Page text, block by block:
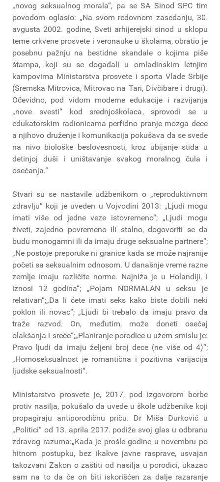
„novog seksualnog morala“, pa se SA Sinod SPC tim
povodom oglasio: „Na svom redovnom zasedanju, 30.
avgusta 2002. godine, Sveti arhijerejski sinod u sklopu
teme crkvene prosvete i veronauke u školama, obratio je
posebnu pažnju na bestidne skandale o kojima piše
štampa, koji su se događali u omladinskim letnjim
kampovima Ministarstva prosvete i sporta Vlade Srbije
(Sremska Mitrovica, Mitrovac na Tari, Divčibare i drugi).
Očevidno, pod vidom moderne edukacije i razvijanja
„nove svesti“ kod srednjoškolaca, sprovodi se u
edukatorskim radionicama perfidno pranje mozga dece
a njihovo druženje i komunikacija pokušava da se svede
na nivo biološke beslovesnosti, kroz ubijanje stida u
detinjoj duši i uništavanje svakog moralnog čula i
osećanja.“
Stvari su se nastavile udžbenikom o „reproduktivnom
zdravlju“ koji je uveden u Vojvodini 2013: „Ljudi mogu
imati više od jedne veze istovremeno“; „Ljudi mogu
živeti, zajedno povremeno ili stalno, dogovoriti se da
budu monogamni ili da imaju druge seksualne partnere“;
„Ne postoje preporuke ni granice kada se može najranije
početi sa seksualnim odnosom. U današnje vreme razne
zemlje imaju različite norme. Najniža je u Holandiji, i
iznosi 12 godina“; „Pojam NORMALAN u seksu je
relativan“;„Da li ćete imati seks kako biste dobili neki
poklon ili novac“; „Ljudi bi trebalo da imaju pravo da
traže razvod. On, međutim, može doneti osećaj
olakšanja i sreće“;„Planiranje porodice u užem smislu je:
Pravo ljudi da imaju željeni broj dece (ne više od 4)“;
„Homoseksualnost je romantična i pozitivna varijacija
ljudske seksualnosti“.
Ministarstvo prosvete je, 2017, pod izgovorom borbe
protiv nasilja, pokušalo da uvede u škole udžbenike koji
propagiraju antiporodičnu priču. Dr Miša Đurković u
„Politici“ od 13. aprila 2017. podiže svoj glas u odbranu
zdravog razuma:„Kada je prošle godine u novembru po
hitnom postupku, bez ikakve javne rasprave, usvajan
takozvani Zakon o zaštiti od nasilja u porodici, ukazao
sam na to da će on biti iskorišćen za dalje razaranje